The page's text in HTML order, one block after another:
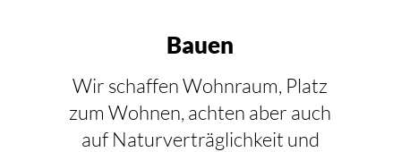
Bauen
Wir schaffen Wohnraum, Platz
zum Wohnen, achten aber auch
auf Naturverträglichkeit und